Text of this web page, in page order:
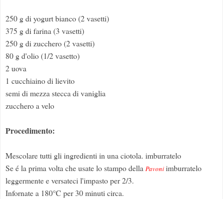
250 g di yogurt bianco (2 vasetti)
375 g di farina (3 vasetti)
250 g di zucchero (2 vasetti)
80 g d'olio (1/2 vasetto)
2 uova
1 cucchiaino di lievito
semi di mezza stecca di vaniglia
zucchero a velo
Procedimento:
Mescolare tutti gli ingredienti in una ciotola. imburratelo
Se é la prima volta che usate lo stampo della Pavoniimburratelo
leggermente e versateci l'impasto per 2/3.
Infornate a 180°C per 30 minuti circa.